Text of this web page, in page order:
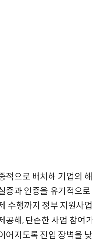
적으로 배치해 기업의 해
증과 인증을 유기적으로
수행까지 정부 지원사업
공해, 단순한 사업 참여가
어지도록 진입 장벽을 낮